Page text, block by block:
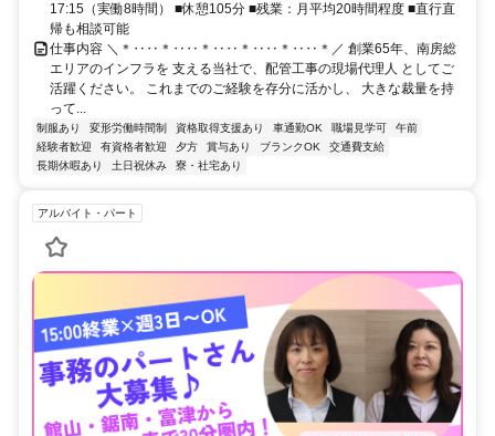
17:15（実働8時間） ■休憩105分 ■残業：月平均20時間程度 ■直行直
帰も相談可能
仕事内容 ＼＊‥‥＊‥‥＊‥‥＊‥‥＊‥‥＊／ 創業65年、南房総
エリアのインフラを 支える当社で、配管工事の現場代理人 としてご
活躍ください。 これまでのご経験を存分に活かし、 大きな裁量を持
って...
制服あり 変形労働時間制 資格取得支援あり 車通勤OK 職場見学可
午前
経験者歓迎
有資格者歓迎 夕方 賞与あり ブランクOK
交通費支給
長期休暇あり
土日祝休み 寮・社宅あり
アルバイト・パート